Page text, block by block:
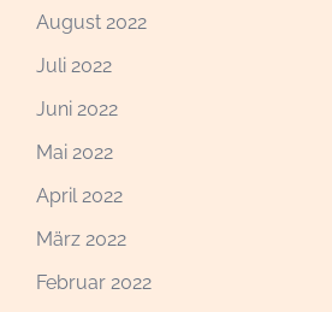
August 2022
Juli 2022
Juni 2022
Mai 2022
April 2022
März 2022
Februar 2022